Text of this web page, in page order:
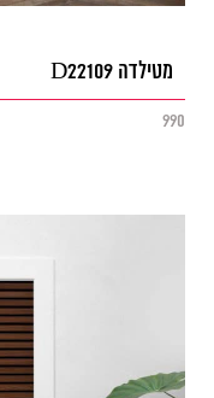
מטילדה D22109
990